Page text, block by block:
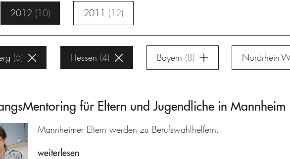
2012 10 2011 12
6 Hessen 4 Bayern 8 Nordrhein-
für Eltern und Jugendliche in Mannheim
Mannheimer Eltern werden zu Berufswahlhelfern.
weiterlesen